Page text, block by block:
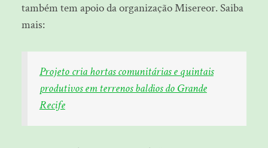
também tem apoio da organização Misereor. Saiba
mais:
Projeto cria hortas comunitárias e quintais
produtivos em terrenos baldios do Grande
Recife